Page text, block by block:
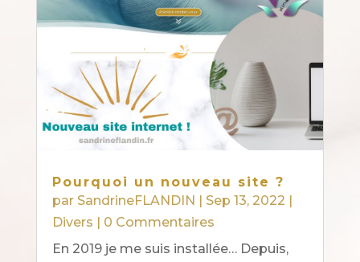
Pourquoi un nouveau site ?
par SandrineFLANDIN Sep 13, 2022
Divers | 0 Commentaires
En 2019 je me suis installée… Depuis,